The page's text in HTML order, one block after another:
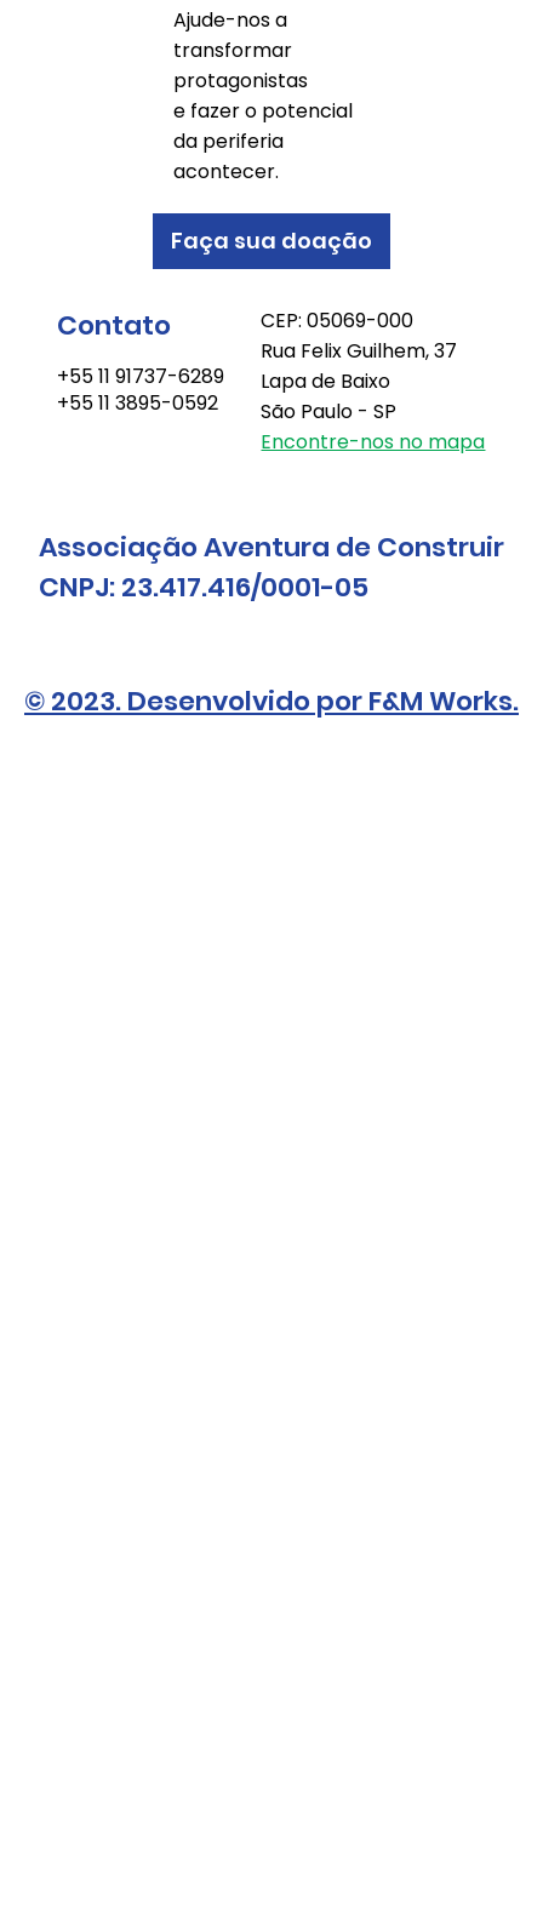
Ajude-nos a
transformar
protagonistas
e fazer o potencial
da periferia
acontecer.
Faça sua doação
Contato
+55 11 91737-6289
+55 11 3895-0592
CEP: 05069-000
Rua Felix Guilhem, 37
Lapa de Baixo
São Paulo - SP
Encontre-nos no mapa
© 2023. Desenvolvido por F&M Works.
Associação Aventura de Construir
CNPJ: 23.417.416/0001-05